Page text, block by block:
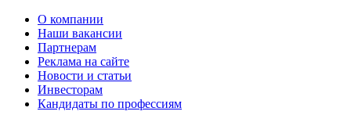
О компании
Наши вакансии
Партнерам
Реклама на сайте
Новости и статьи
Инвесторам
Кандидаты по профессиям